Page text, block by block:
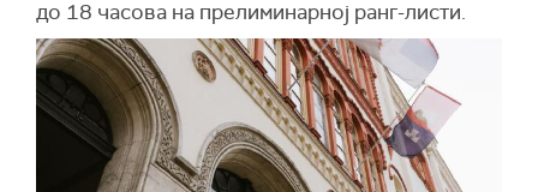
до 18 часова на прелиминарној ранг-листи.